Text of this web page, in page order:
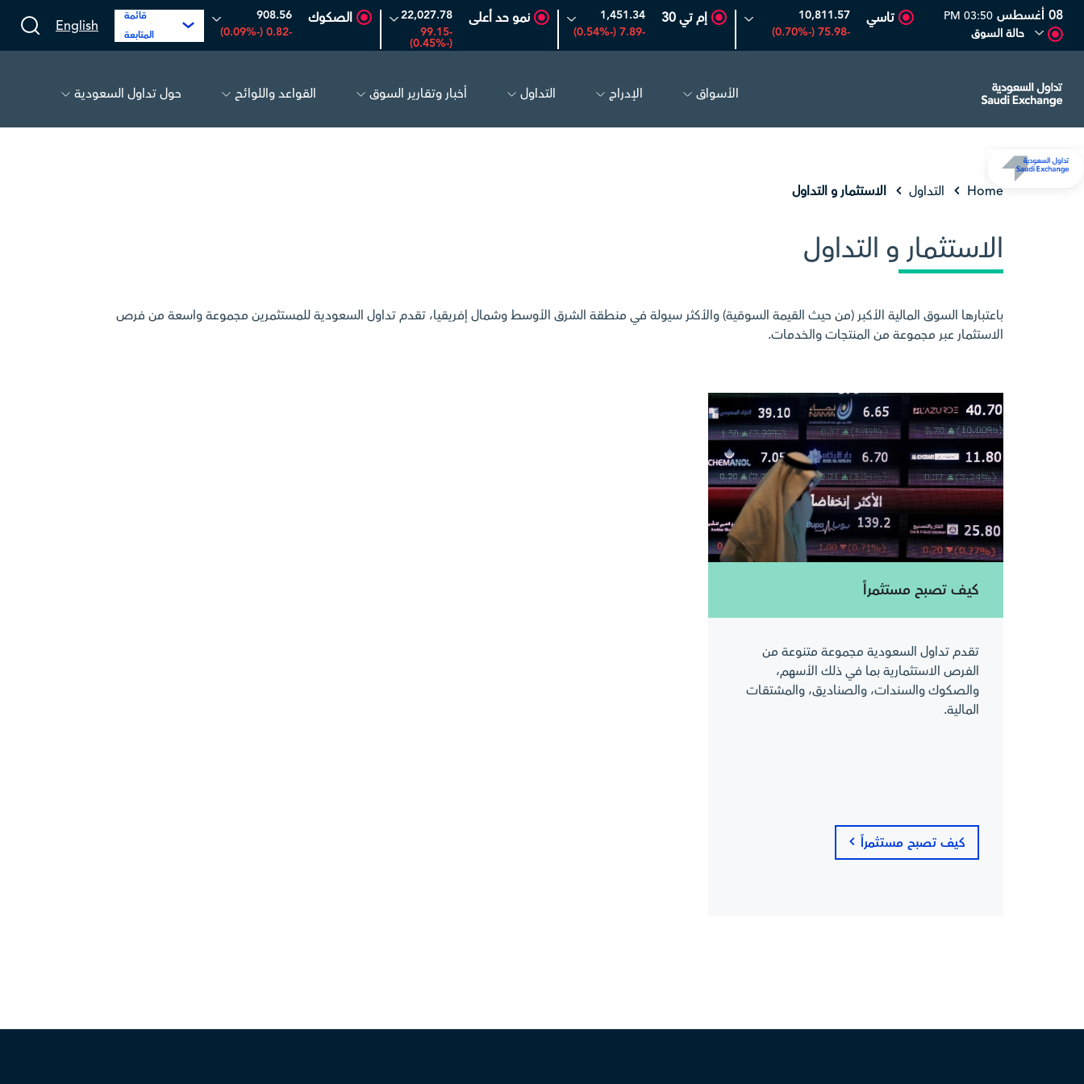
الأصول
08 أغسطس
03:50 PM
حالة السوق
تاسي
10,811.57
-75.98 (-0.70%)
إم تي 30
1,451.34
-7.89 (-0.54%)
نمو حد أعلى
22,027.78
-99.15
(-0.45%)
الصكوك
908.56
-0.82 (-0.09%)
قائمة
المتابعة
English
الأسواق الإدراج التداول أخبار وتقارير السوق القواعد واللوائح حول تداول السعودية
Home التداول الاستثمار و التداول
الاستثمار و التداول
باعتبارها السوق المالية الأكبر (من حيث القيمة السوقية) والأكثر سيولة في منطقة الشرق الأوسط وشمال إفريقيا، تقدم تداول السعودية للمستثمرين مجموعة واسعة من فرص
الاستثمار عبر مجموعة من المنتجات والخدمات.
كيف تصبح مستثمراً
تقدم تداول السعودية مجموعة متنوعة من
الفرص الاستثمارية بما في ذلك الأسهم،
والصكوك والسندات، والصناديق، والمشتقات
المالية.
كيف تصبح مستثمراً